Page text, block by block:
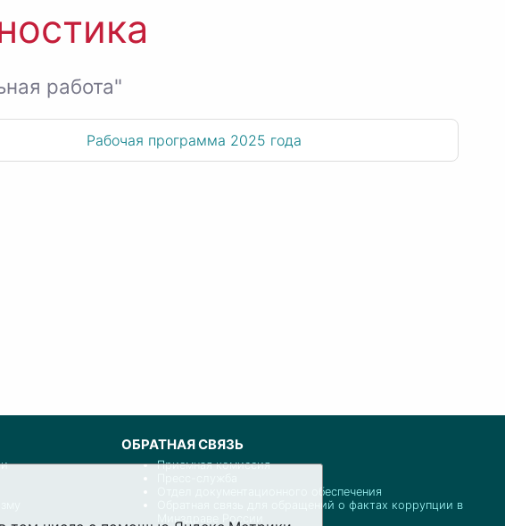
работа"
Рабочая программа 2025 года
ОБРАТНАЯ СВЯЗЬ
Приемная комиссия
Отдел документационного обеспечения
Обратная связь для обращений о фактах коррупции в
Минздраве России